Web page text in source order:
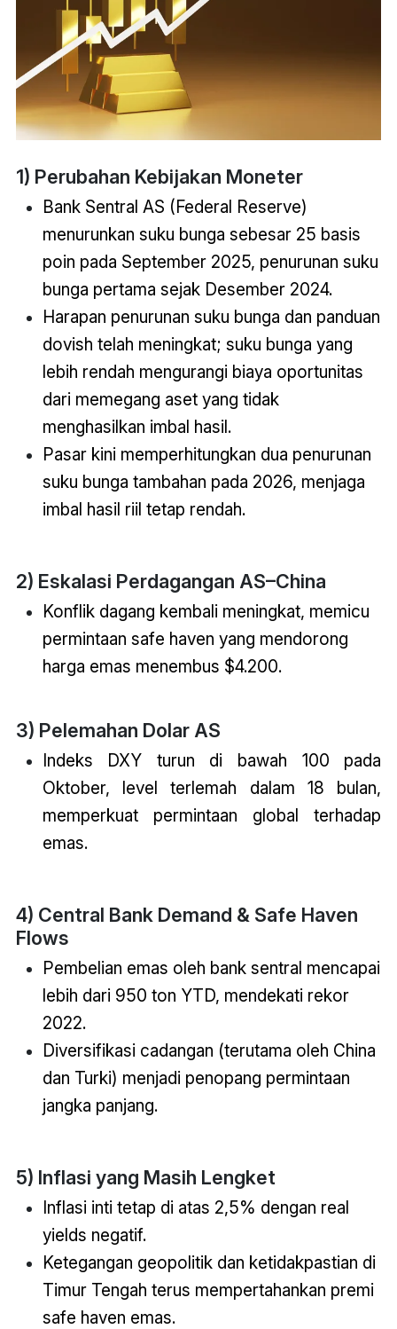
1) Perubahan Kebijakan Moneter
Bank Sentral AS (Federal Reserve)
menurunkan suku bunga sebesar 25 basis
poin pada September 2025, penurunan suku
bunga pertama sejak Desember 2024.
Harapan penurunan suku bunga dan panduan
dovish telah meningkat; suku bunga yang
lebih rendah mengurangi biaya oportunitas
dari memegang aset yang tidak
menghasilkan imbal hasil.
Pasar kini memperhitungkan dua penurunan
suku bunga tambahan pada 2026, menjaga
imbal hasil riil tetap rendah.
2) Eskalasi Perdagangan AS–China
Konflik dagang kembali meningkat, memicu
permintaan safe haven yang mendorong
harga emas menembus $4.200.
3) Pelemahan Dolar AS
Indeks DXY turun di bawah 100 pada
Oktober, level terlemah dalam 18 bulan,
memperkuat permintaan global terhadap
emas.
4) Central Bank Demand & Safe Haven
Flows
Pembelian emas oleh bank sentral mencapai
lebih dari 950 ton YTD, mendekati rekor
2022.
Diversifikasi cadangan (terutama oleh China
dan Turki) menjadi penopang permintaan
jangka panjang.
5) Inflasi yang Masih Lengket
Inflasi inti tetap di atas 2,5% dengan real
yields negatif.
Ketegangan geopolitik dan ketidakpastian di
Timur Tengah terus mempertahankan premi
safe haven emas.